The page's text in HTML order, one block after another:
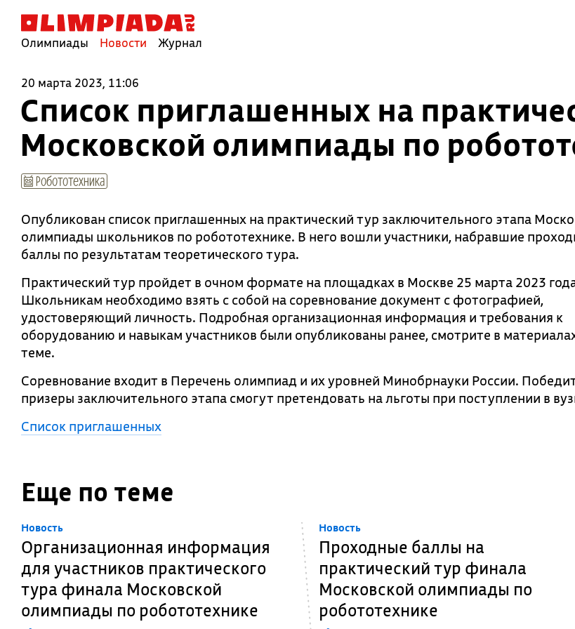
Олимпиады Новости Журнал
20 марта 2023, 11:06
Список приглашенных на
Московской олимпиады по
Робототехника
Опубликован список приглашенных на практический тур заключительного этапа
олимпиады школьников по робототехнике. В него вошли участники, набравшие
баллы по результатам теоретического тура.
Практический тур пройдет в очном формате на площадках в Москве 25 марта 2023
Школьникам необходимо взять с собой на соревнование документ с фотографией,
удостоверяющий личность. Подробная организационная информация и требования к
оборудованию и навыкам участников были опубликованы ранее, смотрите в
теме.
Соревнование входит в Перечень олимпиад и их уровней Минобрнауки России.
призеры заключительного этапа смогут претендовать на льготы при поступлении в
Список приглашенных
Еще по теме
Новость
Организационная информация
для участников практического
тура финала Московской
олимпиады по робототехнике
Новость
Проходные баллы на
практический тур финала
Московской олимпиады по
робототехнике